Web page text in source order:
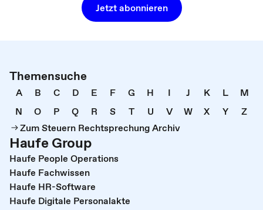
Jetzt abonnieren
Themensuche
A B C D E F G H I J K L
M
N
O P Q R S T U V W X Y
Z
Zum Steuern Rechtsprechung Archiv
Haufe Group
Haufe People Operations
Haufe Fachwissen
Haufe HR-Software
Haufe Digitale Personalakte